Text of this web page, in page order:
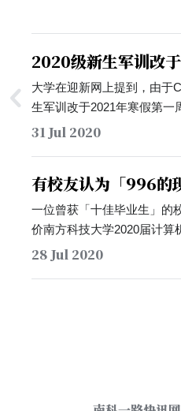
2020级新生军训改
大学在迎新网上提到，由于
生军训改于2021年寒假第一
31 Jul 2020
有校友认为「996的
们落后但是有一颗不
一位曾获「十佳毕业生」的
价南方科技大学2020届计算
在回答中表示，计算机科学
28 Jul 2020